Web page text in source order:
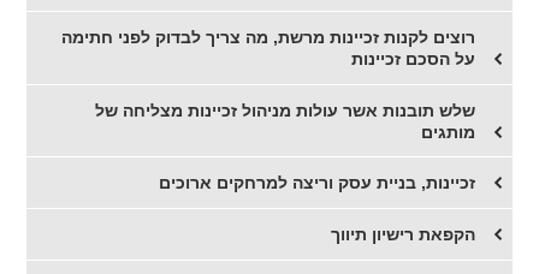
רוצים לקנות זכיינות מרשת, מה צריך לבדוק לפני חתימה
על הסכם זכיינות
שלש תובנות אשר עולות מניהול זכיינות מצליחה של
מותגים
זכיינות, בניית עסק וריצה למרחקים ארוכים
הקפאת רישיון תיווך